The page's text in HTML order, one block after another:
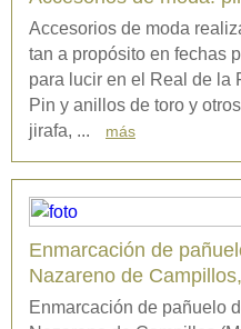
Accesorios de moda
tan a propósito en fechas
para lucir en el Real de la
Pin y anillos de toro y
jirafa, ...
más
Enmarcación de
Nazareno de
Enmarcación de pañuelo